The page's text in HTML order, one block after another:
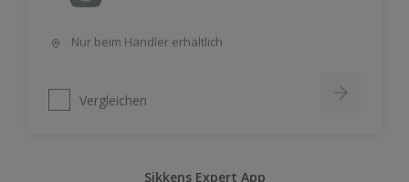
Nur beim Händler erhältlich
Sikkens Expert App